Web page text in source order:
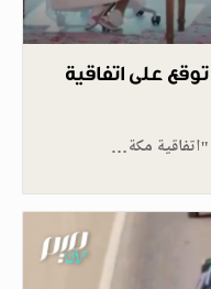
على اتفاقية
"اتفاقية مكة…